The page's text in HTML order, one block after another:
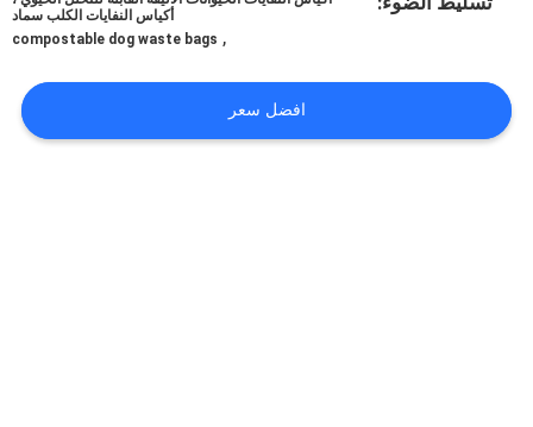
PRIVACY
أكياس النفايات الكلب سماد
,
compostable dog waste bags
افضل سعر